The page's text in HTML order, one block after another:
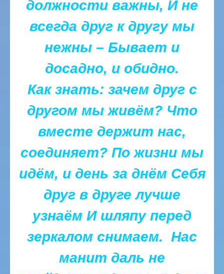
должности важны, И не
всегда друг к другу мы
нежны – Бывает и
досадно, и обидно.
Как знать: зачем друг с
другом мы живём? Что
вместе держит нас,
соединяет? По жизни мы
идём, и день за днём Себя
друг в друге лучше
узнаём И шляпу перед
зеркалом снимаем. Нас
манит даль не